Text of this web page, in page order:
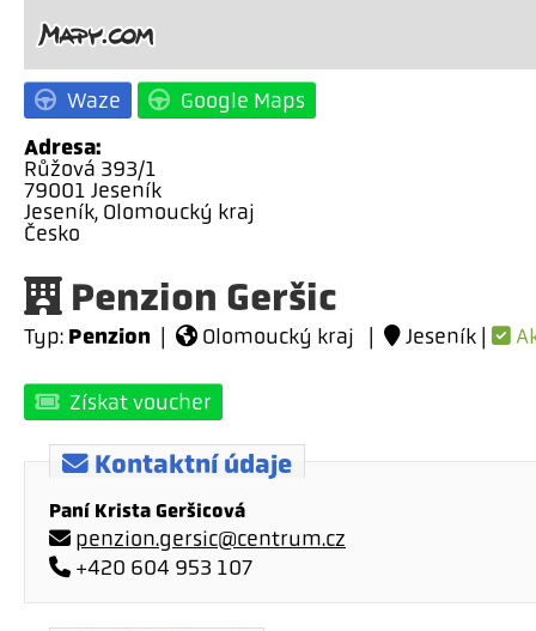
Waze Google Maps
Adresa:
Růžová 393/1
79001 Jeseník
Jeseník, Olomoucký kraj
Česko
Penzion Geršic
Typ: Penzion | Olomoucký kraj | Jeseník |
Získat voucher
Kontaktní údaje
Paní Krista Geršicová
penzion.gersic@centrum.cz
+420 604 953 107